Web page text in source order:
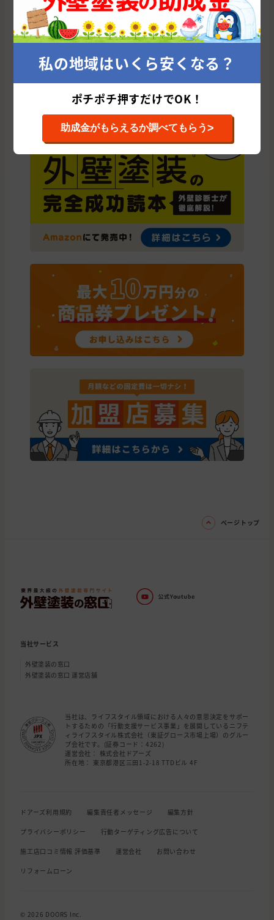
鹿児島市 姶良市 霧島市 薩摩川内市 熊毛郡
日置市
指宿市 南九州市 鹿屋市 南さつま市 枕崎市 曽於市
大島郡
いちき串木野市 出水市
伊佐市 曽於郡 姶良郡 肝属郡 志布志市 垂水市
奄美市
鹿児島郡 出水郡 西之表市
ページトップ
当社サービス
外壁塗装の窓口
外壁塗装の窓口 運営店舗
当社は、ライフスタイル領域における人々の意思決定をサポー
トするための「行動支援サービス事業」を展開しているニフテ
ィライフスタイル株式会社（東証グロース市場上場）のグルー
プ会社です。(証券コード：4262)
運営会社： 株式会社ドアーズ
所在地： 東京都港区三田1-2-18 TTDビル 4F
ドアーズ利用規約 編集責任者メッセージ 編集方針
プライバシーポリシー 行動ターゲティング広告について
施工店口コミ情報 評価基準 運営会社 お問い合わせ
リフォームローン
© 2026 DOORS Inc.
私の地域はいくら安くなる？
ポチポチ押すだけでOK！
助成金がもらえるか調べてもらう>